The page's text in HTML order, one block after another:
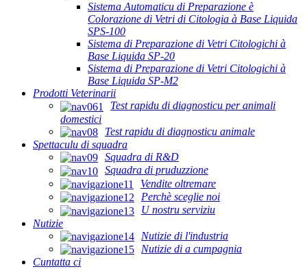
Sistema Automaticu di Preparazione è
Colorazione di Vetri di Citologia à Base Liquida
SPS-100
Sistema di Preparazione di Vetri Citologichi à
Base Liquida SP-20
Sistema di Preparazione di Vetri Citologichi à
Base Liquida SP-M2
Prodotti Veterinarii
Test rapidu di diagnosticu per animali
domestici
Test rapidu di diagnosticu animale
Spettaculu di squadra
Squadra di R&D
Squadra di pruduzzione
Vendite oltremare
Perchè sceglie noi
U nostru serviziu
Nutizie
Nutizie di l'industria
Nutizie di a cumpagnia
Cuntatta ci